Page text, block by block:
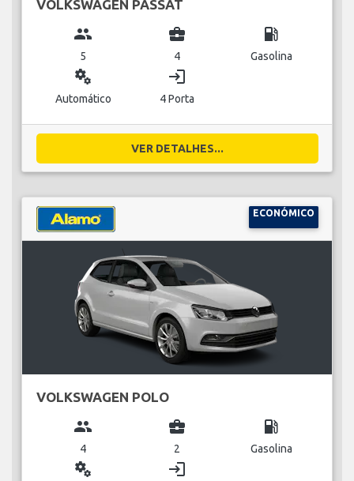
VOLKSWAGEN PASSAT
group
5
business_center
4
local_gas_station
Gasolina
miscellaneous_services
Automático
login
4 Porta
VER DETALHES...
ECONÓMICO
VOLKSWAGEN POLO
group
4
business_center
2
local_gas_station
Gasolina
miscellaneous_services login